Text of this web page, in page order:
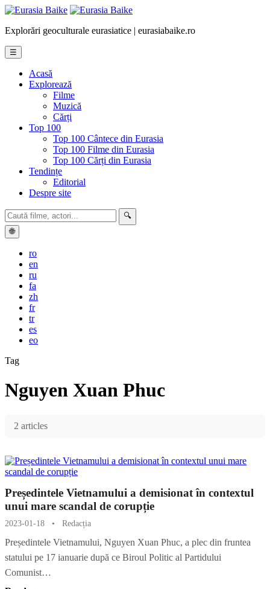
Explorări geoculturale eurasiatice | eurasiabaike.ro
☰
Acasă
Explorează
Filme
Muzică
Cărți
Top 100
Top 100 Cântece din Eurasia
Top 100 Filme din Eurasia
Top 100 Cărți din Eurasia
Tendințe
Editorial
Despre site
🔍
🌐
ro
en
ru
fa
zh
fr
tr
es
eo
Tag
Nguyen Xuan Phuc
2 articles
Președintele Vietnamului a demisionat în contextul
unui mare scandal de corupție
2023-01-18 • Redacția
Președintele Vietnamului, Nguyen Xuan Phuc, a plec din fruntea
statului pe 17 ianuarie după ce Biroul Politic al Partidului
Comunist…